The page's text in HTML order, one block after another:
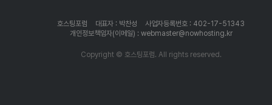
호스팅포럼 대표자 : 박찬성
사업자등록번호 : 402-17-51343
개인정보책임자(이메일) : webmaster@nowhosting.kr
Copyright © 호스팅포럼. All rights reserved.